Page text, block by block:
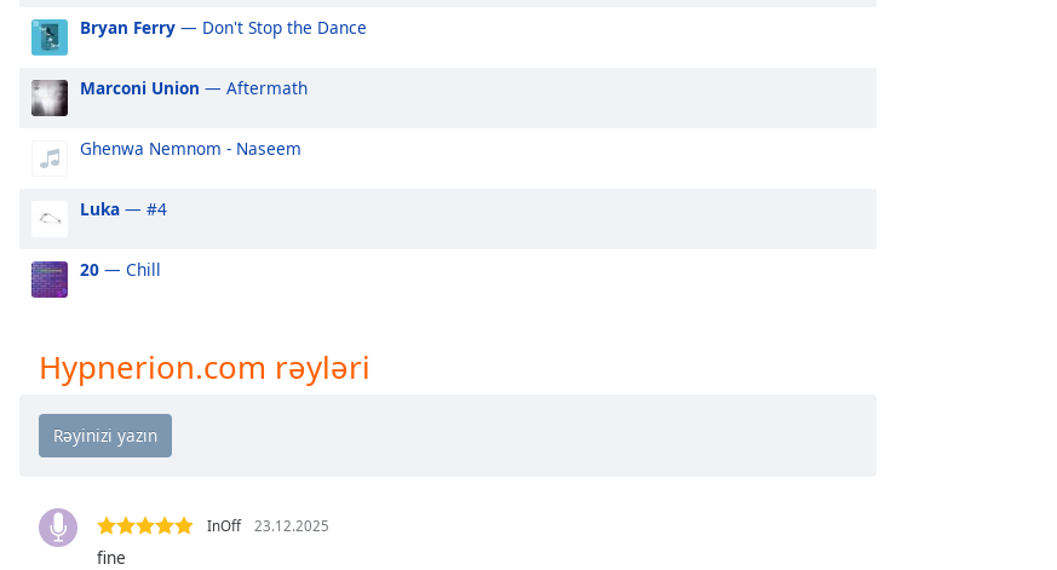
Audio
Track
Picture
modal
Beginning
dialog
window.
cancel
Bryan Ferry — Don't Stop the Dance
Marconi Union — Aftermath
Ghenwa Nemnom - Naseem
Luka — #4
20 — Chill
Hypnerion.com rəyləri
InOff 23.12.2025
fine